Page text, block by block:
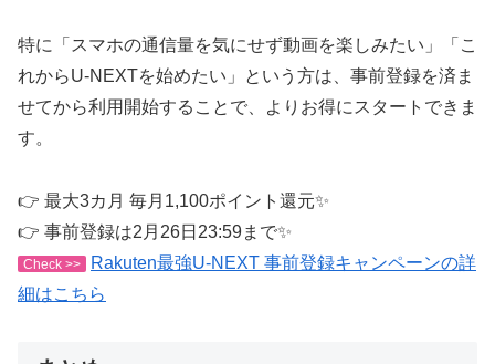
特に「スマホの通信量を気にせず動画を楽しみたい」「こ
れからU-NEXTを始めたい」という方は、事前登録を済ま
せてから利用開始することで、よりお得にスタートできま
す。
👉 最大3カ月 毎月1,100ポイント還元✨
👉 事前登録は2月26日23:59まで✨
Check >>
Rakuten最強U-NEXT 事前登録キャンペーンの詳
細はこちら